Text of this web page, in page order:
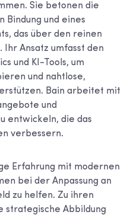
Sie betonen die
Bindung und eines
das über den reinen
Ansatz umfasst den
und KI-Tools, um
und nahtlose,
Bain arbeitet mit
und
entwickeln, die das
verbessern.
Erfahrung mit modernen
bei der Anpassung an
zu helfen. Zu ihren
strategische Abbildung